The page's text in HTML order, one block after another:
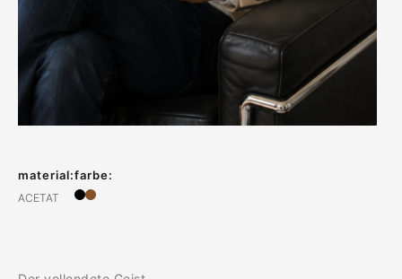
material:
ACETAT
farbe: